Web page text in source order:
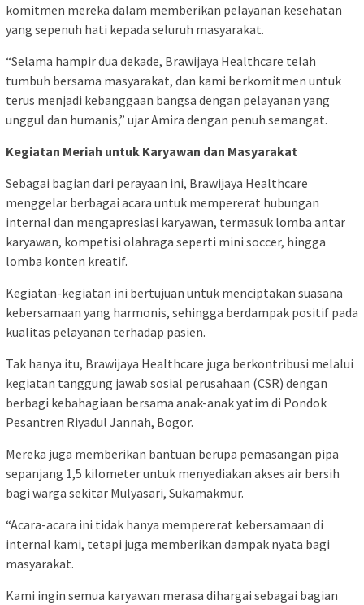
komitmen mereka dalam memberikan pelayanan kesehatan
yang sepenuh hati kepada seluruh masyarakat.
“Selama hampir dua dekade, Brawijaya Healthcare telah
tumbuh bersama masyarakat, dan kami berkomitmen untuk
terus menjadi kebanggaan bangsa dengan pelayanan yang
unggul dan humanis,” ujar Amira dengan penuh semangat.
Kegiatan Meriah untuk Karyawan dan Masyarakat
Sebagai bagian dari perayaan ini, Brawijaya Healthcare
menggelar berbagai acara untuk mempererat hubungan
internal dan mengapresiasi karyawan, termasuk lomba antar
karyawan, kompetisi olahraga seperti mini soccer, hingga
lomba konten kreatif.
Kegiatan-kegiatan ini bertujuan untuk menciptakan suasana
kebersamaan yang harmonis, sehingga berdampak positif pada
kualitas pelayanan terhadap pasien.
Tak hanya itu, Brawijaya Healthcare juga berkontribusi melalui
kegiatan tanggung jawab sosial perusahaan (CSR) dengan
berbagi kebahagiaan bersama anak-anak yatim di Pondok
Pesantren Riyadul Jannah, Bogor.
Mereka juga memberikan bantuan berupa pemasangan pipa
sepanjang 1,5 kilometer untuk menyediakan akses air bersih
bagi warga sekitar Mulyasari, Sukamakmur.
“Acara-acara ini tidak hanya mempererat kebersamaan di
internal kami, tetapi juga memberikan dampak nyata bagi
masyarakat.
Kami ingin semua karyawan merasa dihargai sebagai bagian